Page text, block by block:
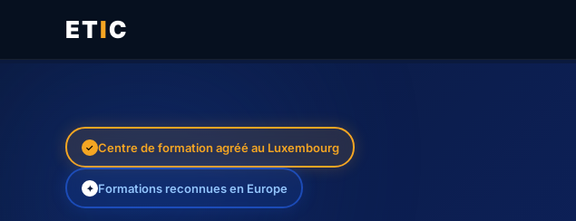
ETIC
✓ Centre de formation agréé au Luxembourg
✦ Formations reconnues en Europe